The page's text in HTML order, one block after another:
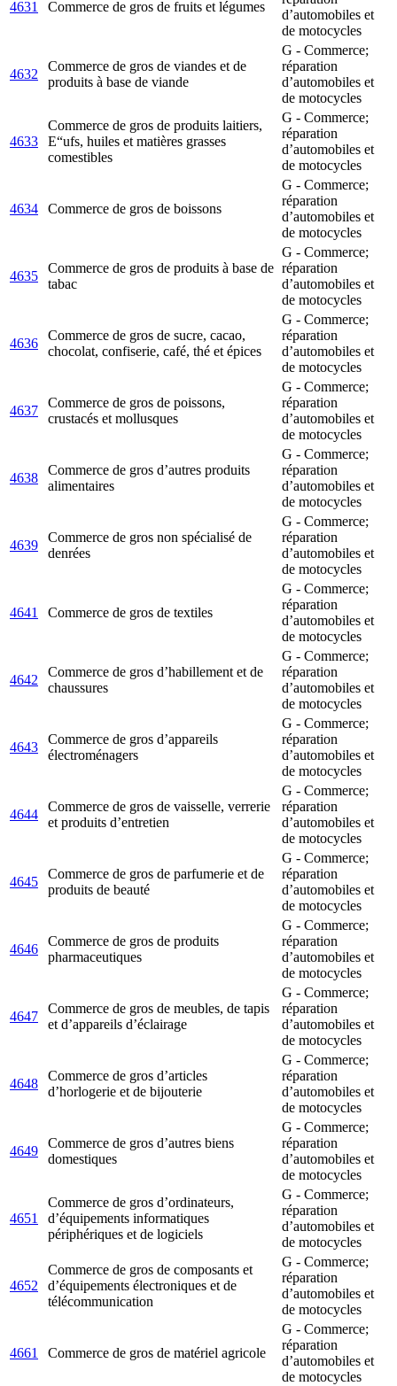
4631 Commerce de gros de fruits et légumes
d’automobiles et
de motocycles
4632
Commerce de gros de viandes et de
produits à base de viande
G - Commerce;
réparation
d’automobiles et
de motocycles
4633
Commerce de gros de produits laitiers,
Е“ufs, huiles et matières grasses
comestibles
G - Commerce;
réparation
d’automobiles et
de motocycles
4634 Commerce de gros de boissons
G - Commerce;
réparation
d’automobiles et
de motocycles
4635
Commerce de gros de produits à base de
tabac
G - Commerce;
réparation
d’automobiles et
de motocycles
4636
Commerce de gros de sucre, cacao,
chocolat, confiserie, café, thé et épices
G - Commerce;
réparation
d’automobiles et
de motocycles
4637
Commerce de gros de poissons,
crustacés et mollusques
G - Commerce;
réparation
d’automobiles et
de motocycles
4638
Commerce de gros d’autres produits
alimentaires
G - Commerce;
réparation
d’automobiles et
de motocycles
4639
Commerce de gros non spécialisé de
denrées
G - Commerce;
réparation
d’automobiles et
de motocycles
4641 Commerce de gros de textiles
G - Commerce;
réparation
d’automobiles et
de motocycles
4642
Commerce de gros d’habillement et de
chaussures
G - Commerce;
réparation
d’automobiles et
de motocycles
4643
Commerce de gros d’appareils
électroménagers
G - Commerce;
réparation
d’automobiles et
de motocycles
4644
Commerce de gros de vaisselle, verrerie
et produits d’entretien
G - Commerce;
réparation
d’automobiles et
de motocycles
4645
Commerce de gros de parfumerie et de
produits de beauté
G - Commerce;
réparation
d’automobiles et
de motocycles
4646
Commerce de gros de produits
pharmaceutiques
G - Commerce;
réparation
d’automobiles et
de motocycles
4647
Commerce de gros de meubles, de tapis
et d’appareils d’éclairage
G - Commerce;
réparation
d’automobiles et
de motocycles
4648
Commerce de gros d’articles
d’horlogerie et de bijouterie
G - Commerce;
réparation
d’automobiles et
de motocycles
4649
Commerce de gros d’autres biens
domestiques
G - Commerce;
réparation
d’automobiles et
de motocycles
4651
Commerce de gros d’ordinateurs,
d’équipements informatiques
périphériques et de logiciels
G - Commerce;
réparation
d’automobiles et
de motocycles
4652
Commerce de gros de composants et
d’équipements électroniques et de
télécommunication
G - Commerce;
réparation
d’automobiles et
de motocycles
4661 Commerce de gros de matériel agricole
G - Commerce;
réparation
d’automobiles et
de motocycles